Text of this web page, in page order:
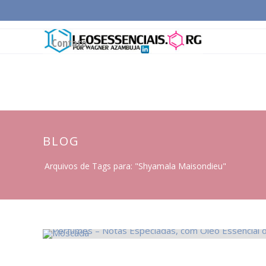
Contato
BLOG
Arquivos de Tags para: "Shyamala Maisondieu"